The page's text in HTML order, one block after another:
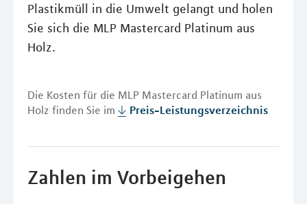
Plastikmüll in die Umwelt gelangt und holen
Sie sich die MLP Mastercard Platinum aus
Holz.
Die Kosten für die MLP Mastercard Platinum aus
Holz finden Sie im
Preis-Leistungsverzeichnis
Zahlen im Vorbeigehen